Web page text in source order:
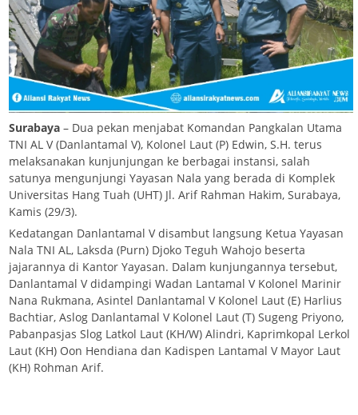
Surabaya – Dua pekan menjabat Komandan Pangkalan Utama
TNI AL V (Danlantamal V), Kolonel Laut (P) Edwin, S.H. terus
melaksanakan kunjunjungan ke berbagai instansi, salah
satunya mengunjungi Yayasan Nala yang berada di Komplek
Universitas Hang Tuah (UHT) Jl. Arif Rahman Hakim, Surabaya,
Kamis (29/3).
Kedatangan Danlantamal V disambut langsung Ketua Yayasan
Nala TNI AL, Laksda (Purn) Djoko Teguh Wahojo beserta
jajarannya di Kantor Yayasan. Dalam kunjungannya tersebut,
Danlantamal V didampingi Wadan Lantamal V Kolonel Marinir
Nana Rukmana, Asintel Danlantamal V Kolonel Laut (E) Harlius
Bachtiar, Aslog Danlantamal V Kolonel Laut (T) Sugeng Priyono,
Pabanpasjas Slog Latkol Laut (KH/W) Alindri, Kaprimkopal Lerkol
Laut (KH) Oon Hendiana dan Kadispen Lantamal V Mayor Laut
(KH) Rohman Arif.